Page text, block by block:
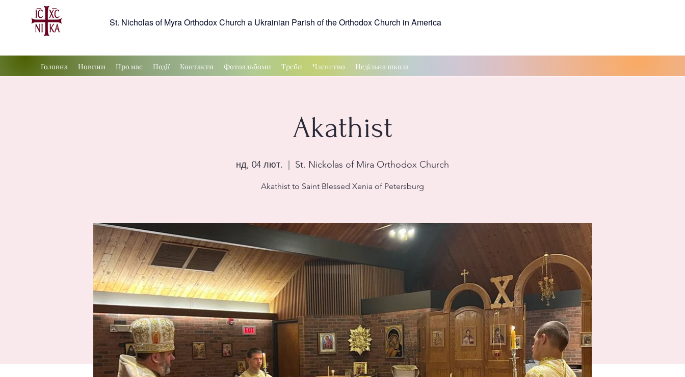
St. Nicholas of Myra Orthodox Church a Ukrainian Parish of the Orthodox Church in America
Головна Новини Про нас Події Контакти Фотоальбоми Треби Членство Недільна школа
Akathist
нд, 04 лют. St. Nickolas of Mira Orthodox Church
Akathist to Saint Blessed Xenia of Petersburg